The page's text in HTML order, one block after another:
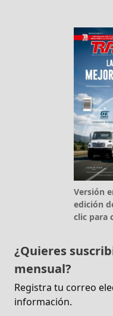
Versión
edición
clic para
¿Quieres
mensual?
Registra tu correo
información.